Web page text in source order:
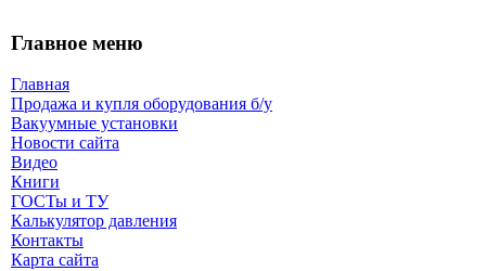
Главное меню
Главная
Продажа и купля оборудования б/y
Вакуумные установки
Новости сайта
Видео
Книги
ГОСТы и ТУ
Калькулятор давления
Контакты
Карта сaйта